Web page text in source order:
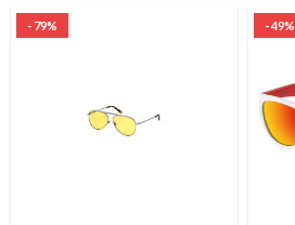
- 79% - 49%